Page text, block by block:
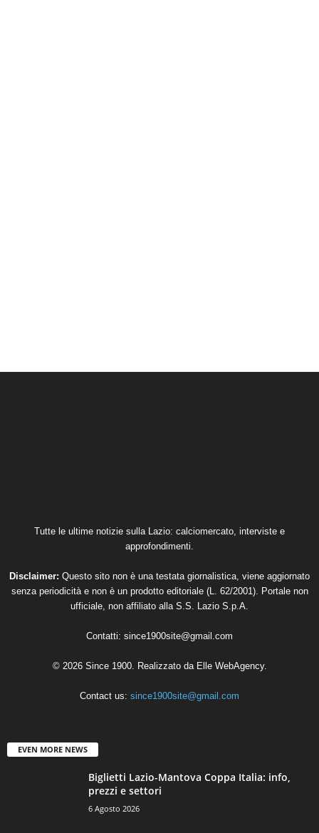
Tutte le ultime notizie sulla Lazio: calciomercato, interviste e
approfondimenti.
Disclaimer: Questo sito non è una testata giornalistica, viene aggiornato
senza periodicità e non è un prodotto editoriale (L. 62/2001). Portale non
ufficiale, non affiliato alla S.S. Lazio S.p.A.
Contatti: since1900site@gmail.com
© 2026 Since 1900. Realizzato da Elle WebAgency.
Contact us: since1900site@gmail.com
EVEN MORE NEWS
Biglietti Lazio-Mantova Coppa Italia: info,
prezzi e settori
6 Agosto 2026